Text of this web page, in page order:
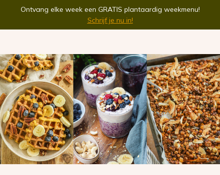
Ontvang elke week een GRATIS plantaardig weekmenu!
Schrijf je nu in!